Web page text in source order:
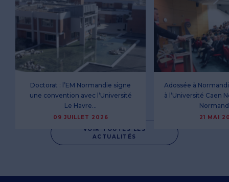
VOIR TOUTES LES
ACTUALITÉS
Doctorat : l’EM Normandie signe
une convention avec l’Université
Le Havre…
09 JUILLET 2026
Adossée à
à l’Université Caen
21 MAI